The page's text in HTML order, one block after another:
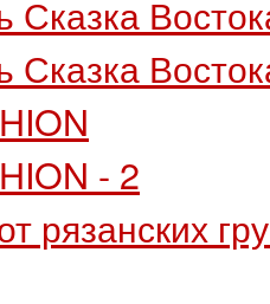
Сказка
Сказка
- 2
рязанских